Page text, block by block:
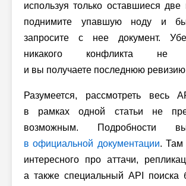
используя только оставшиеся
поднимите упавшую ноду и
запросите с нее документ.
никакого конфликта не
и вы получаете последнюю
Разумеется, рассмотреть весь
в рамках одной статьи не
возможным. Подробности
в официальной документации. Там
интересного про аттачи,
а также специальный API поиска